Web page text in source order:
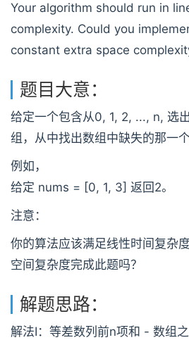
Your algorithm should run in
complexity. Could you
constant extra space
题目大意：
给定一个包含从0, 1, 2, ..., n, 选
组，从中找出数组中缺失的那一个
例如，
给定 nums = [0, 1, 3] 返回2。
注意：
你的算法应该满足线性时间复杂
空间复杂度完成此题吗？
解题思路：
解法I：等差数列前n项和 - 数组